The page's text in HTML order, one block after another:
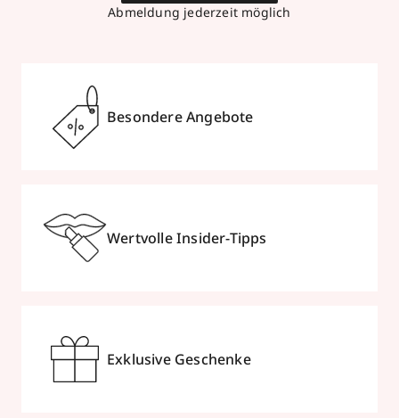
Abmeldung jederzeit möglich
Besondere Angebote
Wertvolle Insider-Tipps
Exklusive Geschenke